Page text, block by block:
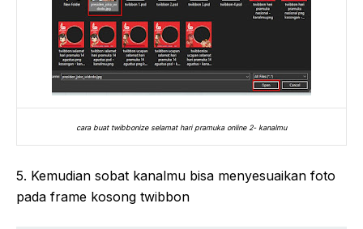
cara buat twibbonize selamat hari pramuka online 2- kanalmu
5. Kemudian sobat kanalmu bisa menyesuaikan foto
pada frame kosong twibbon